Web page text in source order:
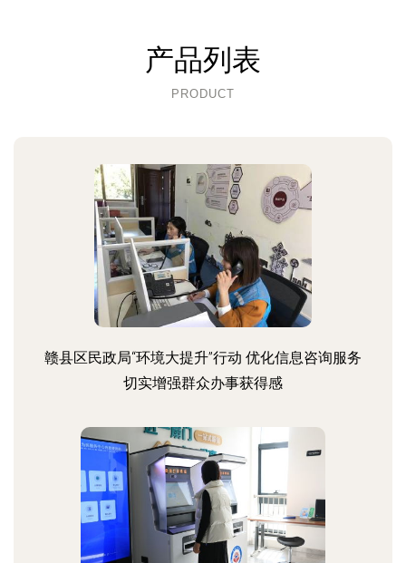
产品列表
PRODUCT
赣县区民政局“环境大提升”行动 优化信息咨询服务
切实增强群众办事获得感